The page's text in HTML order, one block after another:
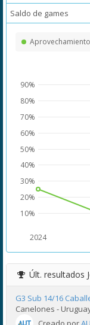
Saldo de games
2024
10%
20%
30%
40%
50%
60%
70%
80%
90%
Últ. resultados
G3 Sub 14/16
Canelones -